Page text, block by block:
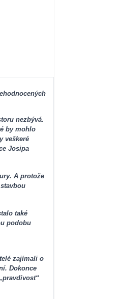
nezbývá.
by mohlo
veškeré
Josipa
A protože
také
podobu
zajímali o
Dokonce